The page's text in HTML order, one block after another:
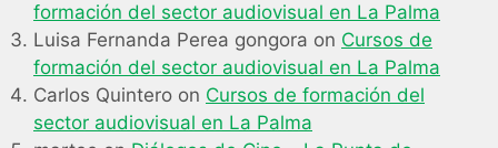
formación del sector audiovisual en La Palma
Luisa Fernanda Perea gongora on Cursos de
formación del sector audiovisual en La Palma
Carlos Quintero on Cursos de formación del
sector audiovisual en La Palma